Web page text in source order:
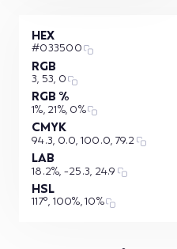
HEX
#033500
RGB
3, 53, 0
RGB %
1%, 21%, 0%
CMYK
94.3, 0.0, 100.0, 79.2
LAB
18.2%, -25.3, 24.9
HSL
117°, 100%, 10%